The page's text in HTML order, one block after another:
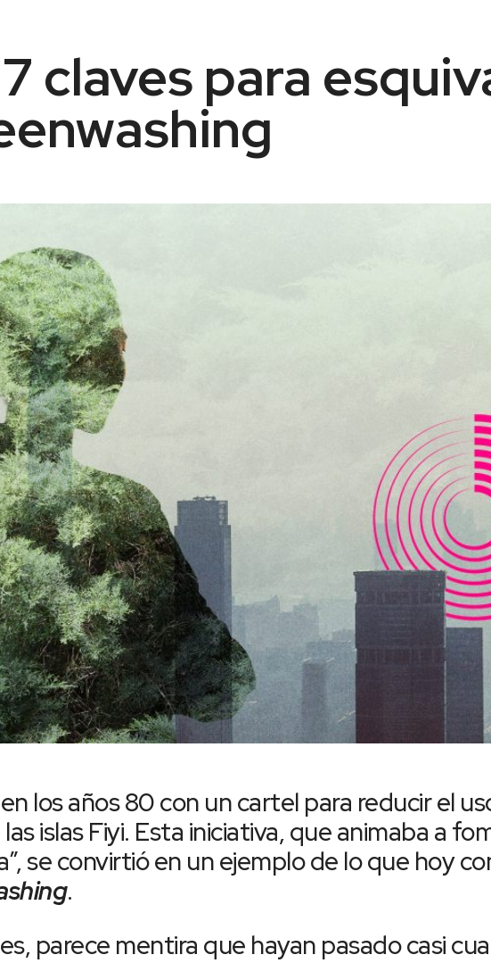
claves para
los años 80 con un cartel para reducir el
islas Fiyi. Esta iniciativa, que animaba a
se convirtió en un ejemplo de lo que hoy
.
parece mentira que hayan pasado casi